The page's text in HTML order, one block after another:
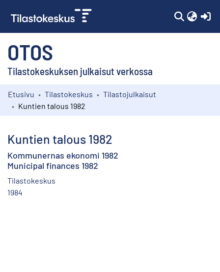
OTOS
Tilastokeskuksen julkaisut verkossa
Kokoelmat
Etusivu Tilastokeskus
Tilastojulkaisut
Kuntien talous 1982
Kuntien talous 1982
Kommunernas ekonomi 1982
Municipal finances 1982
Tilastokeskus
1984